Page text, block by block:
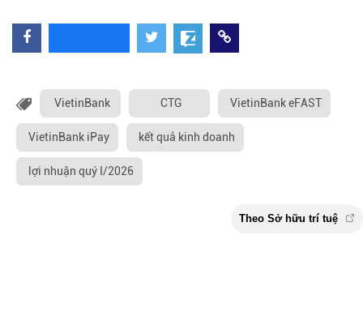
VietinBank CTG VietinBank eFAST
VietinBank iPay kết quả kinh doanh
lợi nhuận quý I/2026